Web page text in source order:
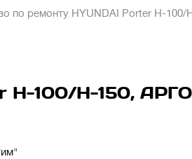
по ремонту HYUNDAI Porter H-
H-100/H-150, АРГО